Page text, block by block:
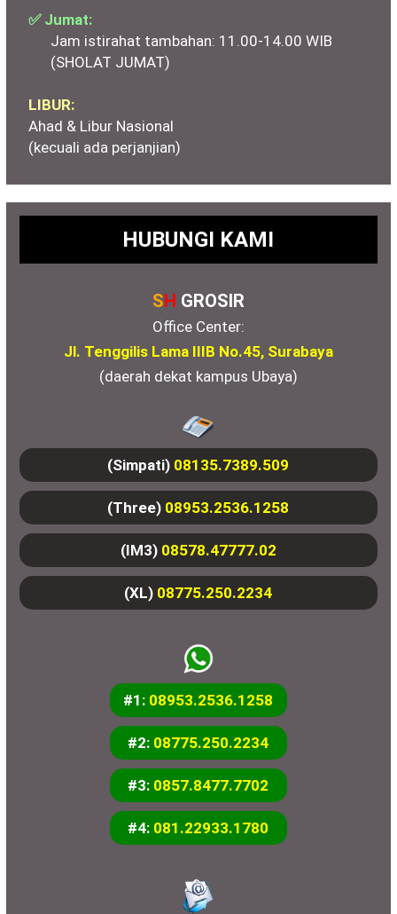
✅ Jumat:
Jam istirahat tambahan: 11.00-14.00 WIB
(SHOLAT JUMAT)
LIBUR:
Ahad & Libur Nasional
(kecuali ada perjanjian)
HUBUNGI KAMI
SH GROSIR
Office Center:
Jl. Tenggilis Lama IIIB No.45, Surabaya
(daerah dekat kampus Ubaya)
(Simpati) 08135.7389.509
(Three) 08953.2536.1258
(IM3) 08578.47777.02
(XL) 08775.250.2234
#1: 08953.2536.1258
#2: 08775.250.2234
#3: 0857.8477.7702
#4: 081.22933.1780